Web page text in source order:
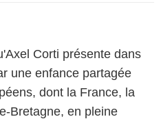
Corti présente dans
une enfance partagée
dont la France, la
Bretagne, en pleine